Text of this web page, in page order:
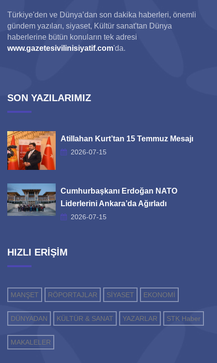
Türkiye'den ve Dünya’dan son dakika haberleri, önemli
gündem yazıları, siyaset, Kültür sanat'tan Dünya
haberlerine bütün konuların tek adresi
www.gazetesivilinisiyatif.com'da.
SON YAZILARIMIZ
Atillahan Kurt’tan 15 Temmuz Mesajı
2026-07-15
Cumhurbaşkanı Erdoğan NATO
Liderlerini Ankara’da Ağırladı
2026-07-15
HIZLI ERİŞİM
MANŞET RÖPORTAJLAR SİYASET EKONOMİ
DÜNYADAN KÜLTÜR & SANAT YAZARLAR STK Haber
MAKALELER